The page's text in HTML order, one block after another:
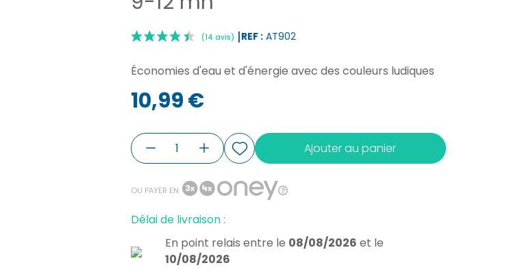
REF : AT902
|
Économies d'eau et d'énergie avec des couleurs ludiques
10,99 €
Ajouter au panier
OU PAYER EN
Délai de livraison :
En point relais entre le 08/08/2026 et le
10/08/2026